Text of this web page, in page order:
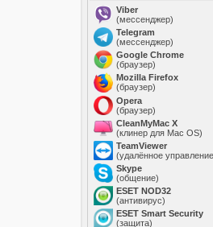
Viber
(мессенджер)
Telegram
(мессенджер)
Google Chrome
(браузер)
Mozilla Firefox
(браузер)
Opera
(браузер)
CleanMyMac X
(клинер для Mac OS)
TeamViewer
(удалённое
Skype
(общение)
ESET NOD32
(антивирус)
ESET Smart Security
(защита)